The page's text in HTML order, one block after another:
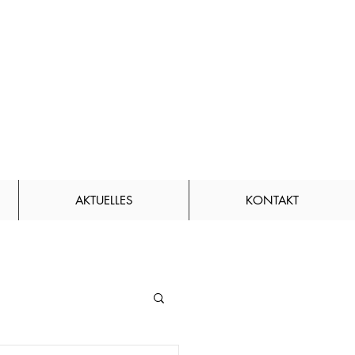
AKTUELLES KONTAKT